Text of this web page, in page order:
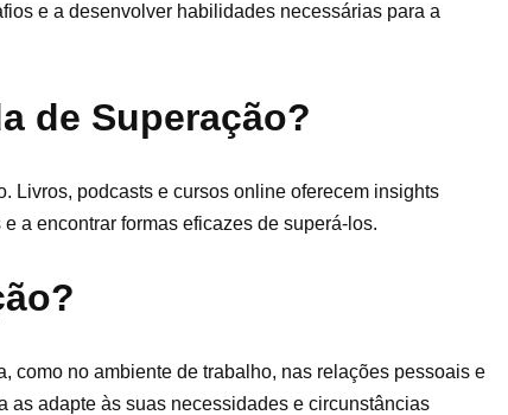
e a desenvolver habilidades necessárias para a
de Superação?
Livros, podcasts e cursos online oferecem insights
a encontrar formas eficazes de superá-los.
como no ambiente de trabalho, nas relações pessoais e
as adapte às suas necessidades e circunstâncias